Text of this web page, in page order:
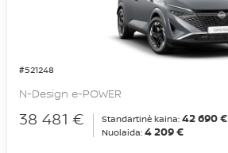
#521248
N-Design e-POWER
38 481 € Standartinė kaina: 42 690 €
Nuolaida: 4 209 €